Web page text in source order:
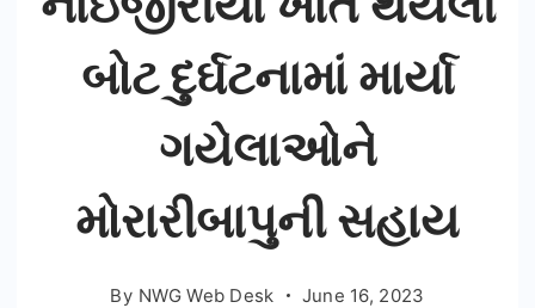
બોટ દુર્ઘટનામાં માર્યા
ગયેલાઓને
મોરારીબાપુની સહાય
By NWG Web Desk June 16, 2023